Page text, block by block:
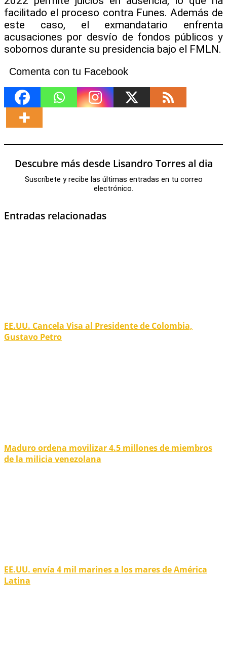
facilitado el proceso contra Funes. Además de
este caso, el exmandatario enfrenta
acusaciones por desvío de fondos públicos y
sobornos durante su presidencia bajo el FMLN.
Comenta con tu Facebook
Descubre más desde Lisandro Torres al dia
Suscríbete y recibe las últimas entradas en tu correo
electrónico.
Entradas relacionadas
EE.UU. Cancela Visa al Presidente de Colombia,
Gustavo Petro
Maduro ordena movilizar 4.5 millones de miembros
de la milicia venezolana
EE.UU. envía 4 mil marines a los mares de América
Latina